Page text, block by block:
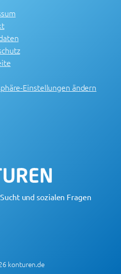
Einstellungen ändern
und sozialen Fragen
konturen.de